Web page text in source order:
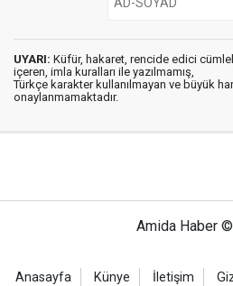
UYARI: Küfür, hakaret, rencide edici
içeren, imla kuralları ile yazılmamış,
Türkçe karakter kullanılmayan ve büyük
onaylanmamaktadır.
Amida Haber
Anasayfa Künye İletişim